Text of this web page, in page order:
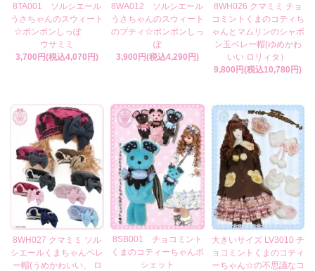
8TA001 ソルシエール
うさちゃんのスウィート
☆ポンポンしっぽ
ウサミミ
3,700円(税込4,070円)
8WA012 ソルシエール
うさちゃんのスウィート
のプティ☆ポンポンしっ
ぽ
3,900円(税込4,290円)
8WH026 クマミミ チョ
コミントくまのコティち
ゃんとマムリンのシャボ
ン玉ベレー帽(ゆめかわ
いい ロリィタ）
9,800円(税込10,780円)
8WH027 クマミミ ソル
シエールくまちゃんベレ
ー帽(うめかわいい、 ロ
8SB001 チョコミント
くまのコティーちゃんポ
シェット
大きいサイズ LV3010 チ
ョコミントくまのコティ
ーちゃん☆の不思議なコ